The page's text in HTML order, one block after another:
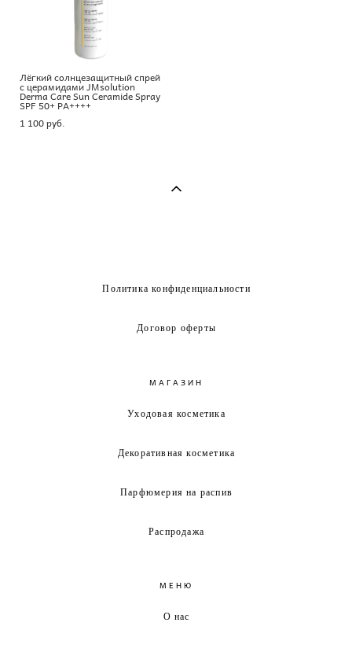
Лёгкий солнцезащитный спрей
с церамидами JMsolution
Derma Care Sun Ceramide Spray
SPF 50+ PA++++
1 100 pуб.
Политика конфиденциальности
Договор оферты
МАГАЗИН
Уходовая косметика
Декоративная косметика
Парфюмерия на распив
Распродажа
МЕНЮ
О нас